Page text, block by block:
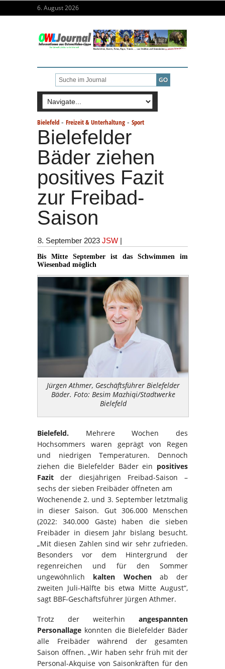
6. August 2026
Bielefeld - Freizeit & Unterhaltung - Sport
Bielefelder
Bäder ziehen
positives Fazit
zur Freibad-
Saison
8. September 2023 JSW |
Bis Mitte September ist das Schwimmen im
Wiesenbad möglich
Jürgen Athmer, Geschäftsführer Bielefelder
Bäder. Foto: Besim Mazhiqi/Stadtwerke
Bielefeld
Bielefeld. Mehrere Wochen des
Hochsommers waren geprägt von Regen
und niedrigen Temperaturen. Dennoch
ziehen die Bielefelder Bäder ein positives
Fazit der diesjährigen Freibad-Saison –
sechs der sieben Freibäder öffneten am
Wochenende 2. und 3. September letztmalig
in dieser Saison. Gut 306.000 Menschen
(2022: 340.000 Gäste) haben die sieben
Freibäder in diesem Jahr bislang besucht.
„Mit diesen Zahlen sind wir sehr zufrieden.
Besonders vor dem Hintergrund der
regenreichen und für den Sommer
ungewöhnlich kalten Wochenab der
zweiten Juli-Hälfte bis etwa Mitte August“,
sagt BBF-Geschäftsführer Jürgen Athmer.
Trotz der weiterhin angespannten
Personallage konnten die Bielefelder Bäder
alle Freibäder während der gesamten
Saison öffnen. „Wir haben sehr früh mit der
Personal-Akquise von Saisonkräften für den